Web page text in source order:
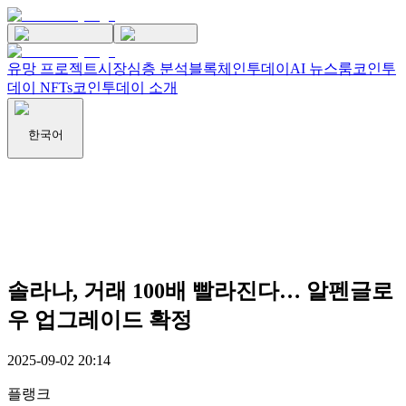
유망 프로젝트시장심층 분석블록체인투데이 AI 뉴스룸코인투
데이 NFTs코인투데이 소개
한국어
솔라나, 거래 100배 빨라진다… 알펜글로
우 업그레이드 확정
2025-09-02 20:14
플랭크